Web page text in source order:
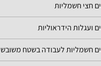
חצי חשמליות
ועגלות הידראוליות
חשמליות לעבודה בשטח משובש